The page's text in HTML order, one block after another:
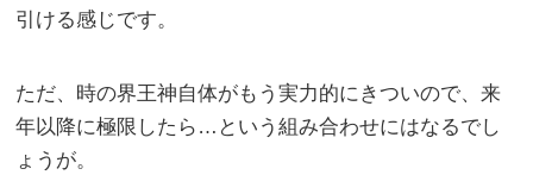
引ける感じです。
ただ、時の界王神自体がもう実力的にきついので、来
年以降に極限したら…という組み合わせにはなるでし
ょうが。